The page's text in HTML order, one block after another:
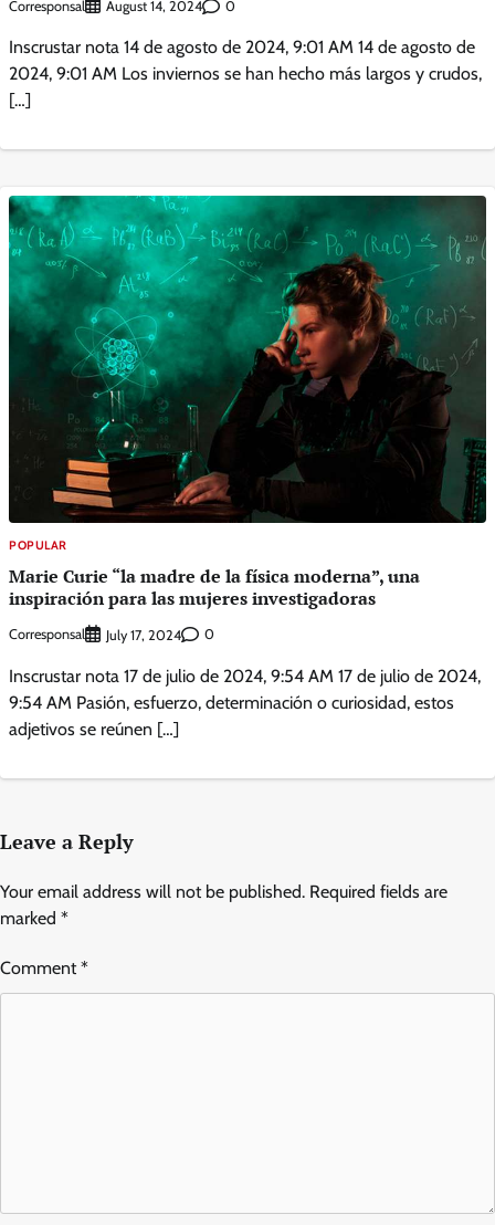
Corresponsal August 14, 2024 0
Inscrustar nota 14 de agosto de 2024, 9:01 AM 14 de agosto de
2024, 9:01 AM Los inviernos se han hecho más largos y crudos,
[…]
POPULAR
Marie Curie “la madre de la física moderna”, una
inspiración para las mujeres investigadoras
Corresponsal July 17, 2024 0
Inscrustar nota 17 de julio de 2024, 9:54 AM 17 de julio de 2024,
9:54 AM Pasión, esfuerzo, determinación o curiosidad, estos
adjetivos se reúnen […]
Leave a Reply
Your email address will not be published. Required fields are
marked *
Comment*